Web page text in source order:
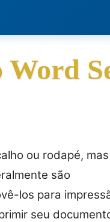
ou rodapé, mas
são
los para
seu